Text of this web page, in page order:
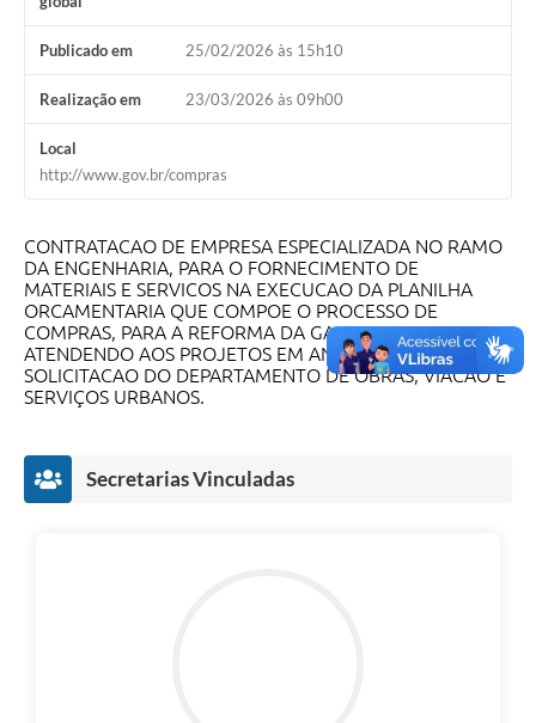
Publicado em 25/02/2026 às 15h10
Realização em 23/03/2026 às 09h00
Local
http://www.gov.br/compras
CONTRATACAO DE EMPRESA ESPECIALIZADA NO RAMO
DA ENGENHARIA, PARA O FORNECIMENTO DE
MATERIAIS E SERVICOS NA EXECUCAO DA PLANILHA
ORCAMENTARIA QUE COMPOE O PROCESSO DE
COMPRAS, PARA A REFORMA DA GARAGEM MUNICIPAL,
ATENDENDO AOS PROJETOS EM ANEXO E A
SOLICITACAO DO DEPARTAMENTO DE OBRAS, VIACAO E
SERVIÇOS URBANOS.
Secretarias Vinculadas